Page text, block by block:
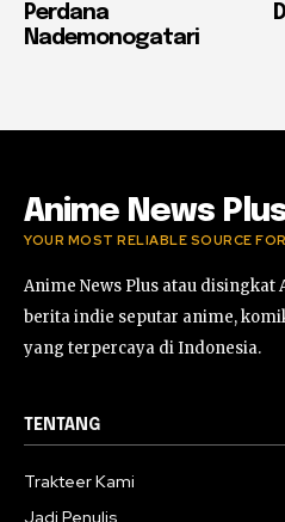
Perdana
Nademonogatari
Anime News
YOUR MOST RELIABLE SOURCE
Anime News Plus atau disingkat
berita indie seputar anime,
yang terpercaya di Indonesia.
TENTANG
Trakteer Kami
Jadi Penulis